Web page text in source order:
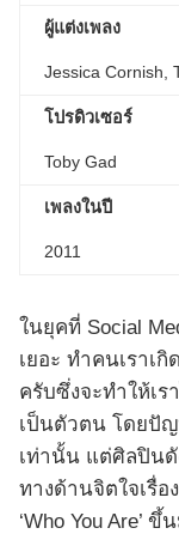
ผู้แต่งเพลง
Jessica Cornish,
โปรดิวเซอร์
Toby Gad
เพลงในปี
2011
ในยุคที่ Social
เยอะ ทำคนเราเ
ครับซึ่งจะทำให้เร
เป็นตัวตน โดยปั
เท่านั้น แต่ศิลปินดั
ทางด้านจิตใจเรื่อ
‘Who You Are’